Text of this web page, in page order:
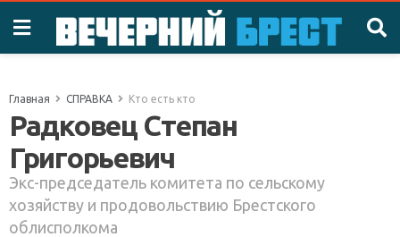
Главная СПРАВКА Кто есть кто
Радковец Степан
Григорьевич
Экс-председатель комитета по сельскому
хозяйству и продовольствию Брестского
облисполкома